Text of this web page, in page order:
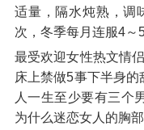
适量，隔水炖熟，调
次，冬季每月连服4～5
最受欢迎女性热文情
床上禁做5事下半身
人一生至少要有三个
为什么迷恋女人的胸